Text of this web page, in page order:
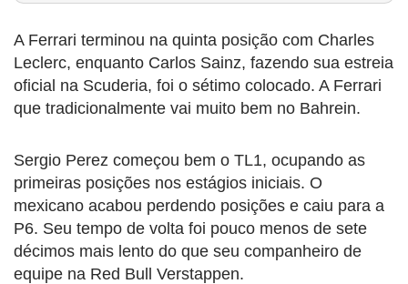
A Ferrari terminou na quinta posição com Charles
Leclerc, enquanto Carlos Sainz, fazendo sua estreia
oficial na Scuderia, foi o sétimo colocado. A Ferrari
que tradicionalmente vai muito bem no Bahrein.
Sergio Perez começou bem o TL1, ocupando as
primeiras posições nos estágios iniciais. O
mexicano acabou perdendo posições e caiu para a
P6. Seu tempo de volta foi pouco menos de sete
décimos mais lento do que seu companheiro de
equipe na Red Bull Verstappen.